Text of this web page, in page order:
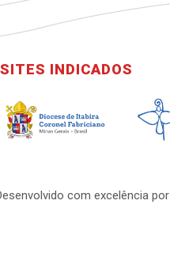
SITES INDICADOS
com excelência por